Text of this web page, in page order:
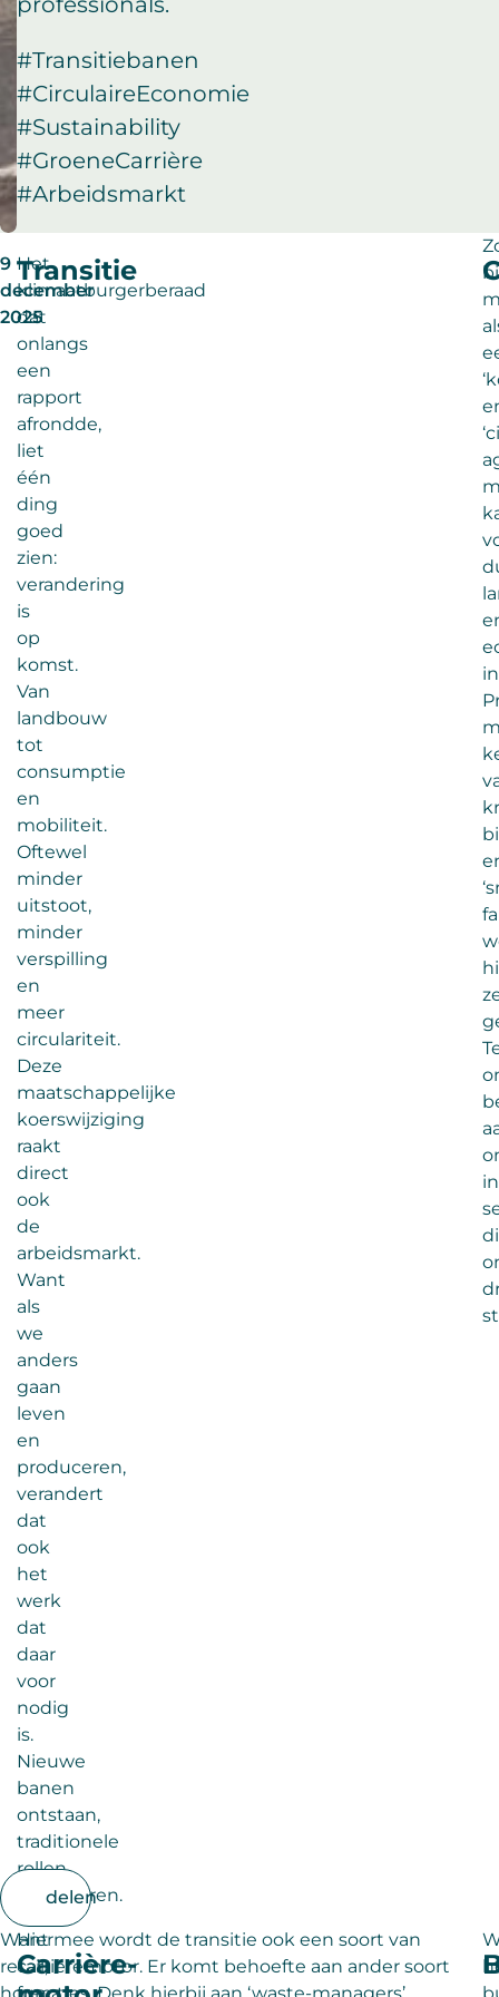
#Transitiebanen
#CirculaireEconomie
#Sustainability
#GroeneCarrière
#Arbeidsmarkt
9
december
2025
delen
Het
klimaatburgerberaad
dat
onlangs
een
rapport
afrondde,
liet
één
ding
goed
zien:
verandering
is
op
komst.
Van
landbouw
tot
consumptie
en
mobiliteit.
Oftewel
minder
uitstoot,
minder
verspilling
en
meer
circulariteit.
Deze
maatschappelijke
koerswijziging
raakt
direct
ook
de
arbeidsmarkt.
Want
als
we
anders
gaan
leven
en
produceren,
verandert
dat
ook
het
werk
dat
daar
voor
nodig
is.
Nieuwe
banen
ontstaan,
traditionele
rollen
veranderen.
Transitie
in
Want
retail,
horeca
Carrière-
Hiermee wordt de transitie ook een soort van
carrièremotor. Er komt behoefte aan ander soort
functies. Denk hierbij aan ‘waste-managers’,